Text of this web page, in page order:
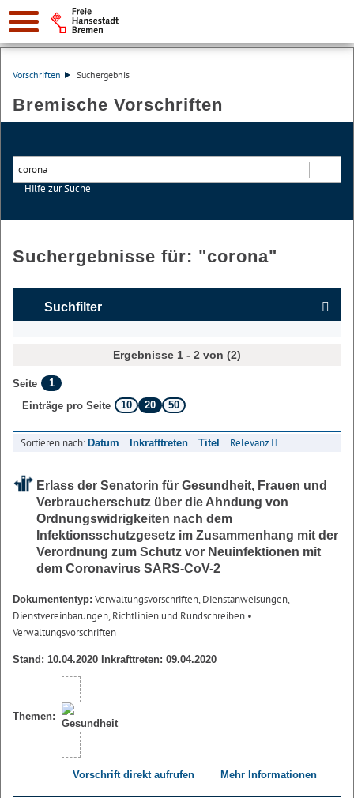
Vorschriften Suchergebnis
Bremische Vorschriften
Hilfe zur Suche
Suchergebnisse für: "corona"
Suchfilter
Ergebnisse 1 - 2 von (2)
Seite
1
Einträge pro Seite
10 20 50
Sortieren nach: Datum Inkrafttreten Titel Relevanz
Erlass der Senatorin für Gesundheit, Frauen und
Verbraucherschutz über die Ahndung von
Ordnungswidrigkeiten nach dem
Infektionsschutzgesetz im Zusammenhang mit der
Verordnung zum Schutz vor Neuinfektionen mit
dem Coronavirus SARS-CoV-2
Dokumententyp: Verwaltungsvorschriften, Dienstanweisungen,
Dienstvereinbarungen, Richtlinien und Rundschreiben •
Verwaltungsvorschriften
Stand: 10.04.2020 Inkrafttreten: 09.04.2020
Themen:
Vorschrift direkt aufrufen Mehr Informationen